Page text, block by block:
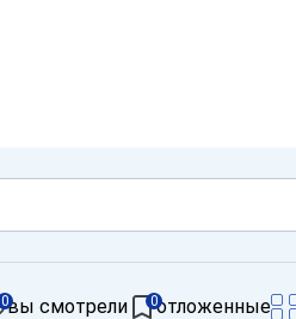
вы смотрели
0 отложенные
0